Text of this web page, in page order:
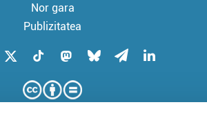
Nor gara
Publizitatea